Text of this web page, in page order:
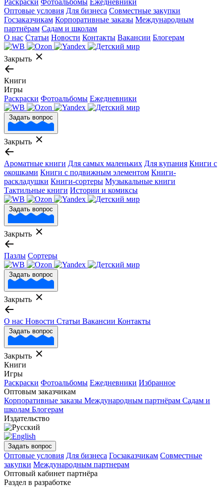
Оптовые условия Для бизнеса Совместные закупки
Госзаказчикам Корпоративные заказы Международным
партнёрам Садам и школам
О нас Статьи Новости Контакты Вакансии Блогерам
Закрыть
Книги
Игры
Раскраски Фотоальбомы Ежедневники
Задать вопрос
Закрыть
Ароматные книги Для самых маленьких Для купания Книги с
окошками Книги с подвижным элементом Книги-
раскладушки Книги-сортеры Музыкальные книги
Тактильные книги Истории и комиксы
Задать вопрос
Закрыть
Пазлы Сортеры
Задать вопрос
Закрыть
О нас Новости Статьи Вакансии Контакты
Задать вопрос
Закрыть
Книги
Игры
Раскраски Фотоальбомы Ежедневники Избранное
Оптовым заказчикам
Корпоративные заказы Международным партнёрам Садам и
школам Блогерам
Издательство
Задать вопрос
Оптовые условия Для бизнеса Госзаказчикам Совместные
закупки Международным партнерам
Оптовый кабинет партнёра
Раздел в разработке